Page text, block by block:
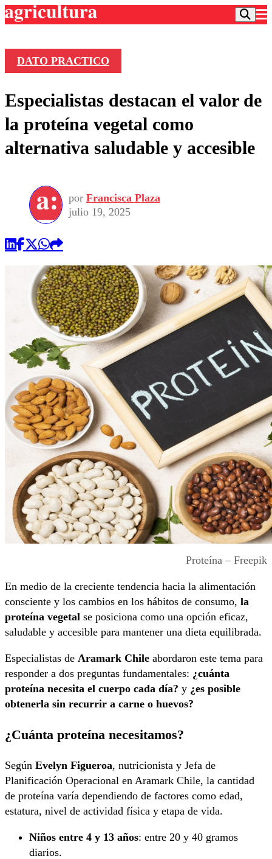
Frecuencias
Agricultura TV
Deportes
Colo Colo
Seleccion Chilena
Torneo Internacional
Universidad de Chile
Entretención
Economía
Internacional
Sustentabilidad
Publicaciones en medios
Opinión
DATO PRACTICO
Especialistas destacan el valor de
la proteína vegetal como
alternativa saludable y accesible
por Francisca Plaza
julio 19, 2025
Proteína – Freepik
En medio de la creciente tendencia hacia la alimentación
consciente y los cambios en los hábitos de consumo, la
proteína vegetal se posiciona como una opción eficaz,
saludable y accesible para mantener una dieta equilibrada.
Especialistas de Aramark Chile abordaron este tema para
responder a dos preguntas fundamentales: ¿cuánta
proteína necesita el cuerpo cada día? y ¿es posible
obtenerla sin recurrir a carne o huevos?
¿Cuánta proteína necesitamos?
Según Evelyn Figueroa, nutricionista y Jefa de
Planificación Operacional en Aramark Chile, la cantidad
de proteína varía dependiendo de factores como edad,
estatura, nivel de actividad física y etapa de vida.
Niños entre 4 y 13 años: entre 20 y 40 gramos
diarios.